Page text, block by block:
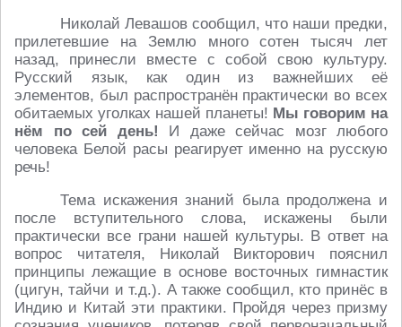
Николай Левашов сообщил, что наши предки,
прилетевшие на Землю много сотен тысяч лет
назад, принесли вместе с собой свою культуру.
Русский язык, как один из важнейших её
элементов, был распространён практически во всех
обитаемых уголках нашей планеты! Мы говорим на
нём по сей день! И даже сейчас мозг любого
человека Белой расы реагирует именно на русскую
речь!
Тема искажения знаний была продолжена и
после вступительного слова, искажены были
практически все грани нашей культуры. В ответ на
вопрос читателя, Николай Викторович пояснил
принципы лежащие в основе восточных гимнастик
(цигун, тайчи и т.д.). А также сообщил, кто принёс в
Индию и Китай эти практики. Пройдя через призму